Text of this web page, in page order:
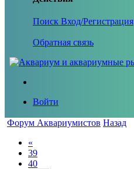
Поиск Вход/Регистрация
Обратная связь
Войти
Форум Аквариумистов Назад
«
39
40